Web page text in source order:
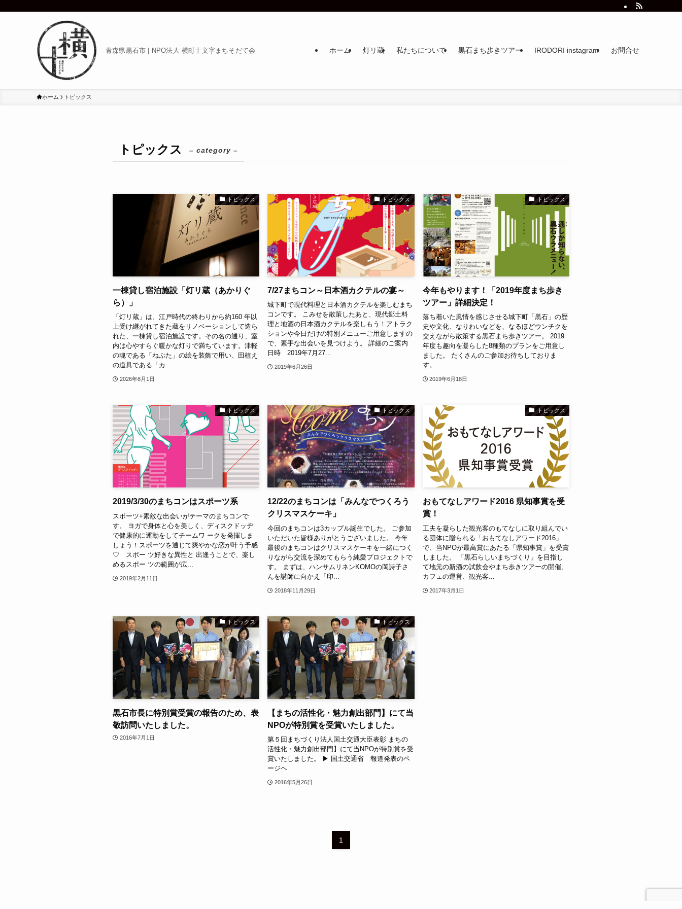
青森県黒石市 | NPO法人 横町十文字まちそだて会 ホーム 灯リ蔵 私たちについて 黒石まち歩きツアー IRODORI instagram お問合せ
ホーム トピックス
トピックス – category –
トピックス
一棟貸し宿泊施設「灯リ蔵（あかりぐ
ら）」
「灯リ蔵」は、江戸時代の終わりから約160 年以
上受け継がれてきた蔵をリノベーションして造ら
れた、一棟貸し宿泊施設です。その名の通り、室
内は心やすらぐ暖かな灯りで満ちています。津軽
の魂である「ねぷた」の絵を装飾で用い、田植え
の道具である「カ...
2026年8月1日
トピックス
7/27まちコン～日本酒カクテルの宴～
城下町で現代料理と日本酒カクテルを楽しむまち
コンです。 こみせを散策したあと、現代郷土料
理と地酒の日本酒カクテルを楽しもう！アトラク
ションや今日だけの特別メニューご用意しますの
で、素手な出会いを見つけよう。 詳細のご案内
日時 2019年7月27...
2019年6月26日
トピックス
今年もやります！「2019年度まち歩き
ツアー」詳細決定！
落ち着いた風情を感じさせる城下町「黒石」の歴
史や文化、なりわいなどを、なるほどウンチクを
交えながら散策する黒石まち歩きツアー。 2019
年度も趣向を凝らした8種類のプランをご用意し
ました。 たくさんのご参加お待ちしておりま
す。
2019年6月18日
トピックス
2019/3/30のまちコンはスポーツ系
スポーツ+素敵な出会いがテーマのまちコンで
す。 ヨガで身体と心を美しく、ディスクドッヂ
で健康的に運動をしてチームワ ークを発揮しま
しょう！スポーツを通じて爽やかな恋が叶う予感
♡ スポー ツ好きな異性と 出逢うことで、楽し
めるスポー ツの範囲が広...
2019年2月11日
トピックス
12/22のまちコンは「みんなでつくろう
クリスマスケーキ」
今回のまちコンは3カップル誕生でした。 ご参加
いただいた皆様ありがとうございました。 今年
最後のまちコンはクリスマスケーキを一緒につく
りながら交流を深めてもらう純愛プロジェクトで
す。 まずは、ハンサムリネンKOMOの岡詩子さ
んを講師に向かえ「印...
2018年11月29日
トピックス
おもてなしアワード2016 県知事賞を受
賞！
工夫を凝らした観光客のもてなしに取り組んでい
る団体に贈られる「おもてなしアワード2016」
で、当NPOが最高賞にあたる「県知事賞」を受賞
しました。 「黒石らしいまちづくり」を目指し
て地元の新酒の試飲会やまち歩きツアーの開催、
カフェの運営、観光客...
2017年3月1日
トピックス
黒石市長に特別賞受賞の報告のため、表
敬訪問いたしました。
2016年7月1日
トピックス
【まちの活性化・魅力創出部門】にて当
NPOが特別賞を受賞いたしました。
第５回まちづくり法人国土交通大臣表彰 まちの
活性化・魅力創出部門】にて当NPOが特別賞を受
賞いたしました。 ▶ 国土交通省 報道発表のペ
ージヘ
2016年5月26日
1